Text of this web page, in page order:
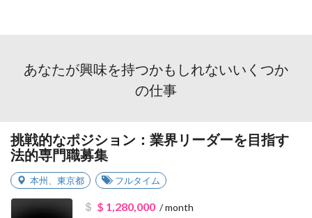
あなたが興味を持つかもしれないいくつか
の仕事
挑戦的なポジション：業界リーダーを目指す
法的専門職募集
本州 東京都 フルタイム
$ 1,280,000/ month